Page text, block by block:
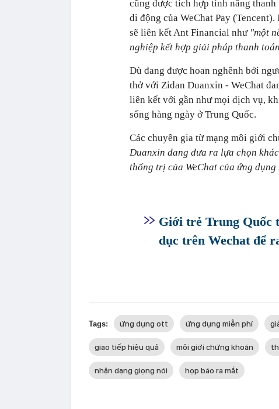
cũng được tích hợp tính năng
di động của WeChat Pay
sẽ liên kết Ant Financial như "một
nghiệp kết hợp giải pháp thanh
Dù đang được hoan nghênh bởi
thở với Zidan Duanxin - WeChat
liên kết với gần như mọi dịch vụ,
sống hàng ngày ở Trung Quốc.
Các chuyên gia từ mạng môi giới
Duanxin đang đưa ra lựa chọn
thống trị của WeChat của ứng
Giới trẻ Trung Quốc
dục trên Wechat để
Tags: ứng dụng ott ứng dụng miễn phí
giao tiếp hiệu quả môi giới chứng khoán
nhận dạng giọng nói họp báo ra mắt